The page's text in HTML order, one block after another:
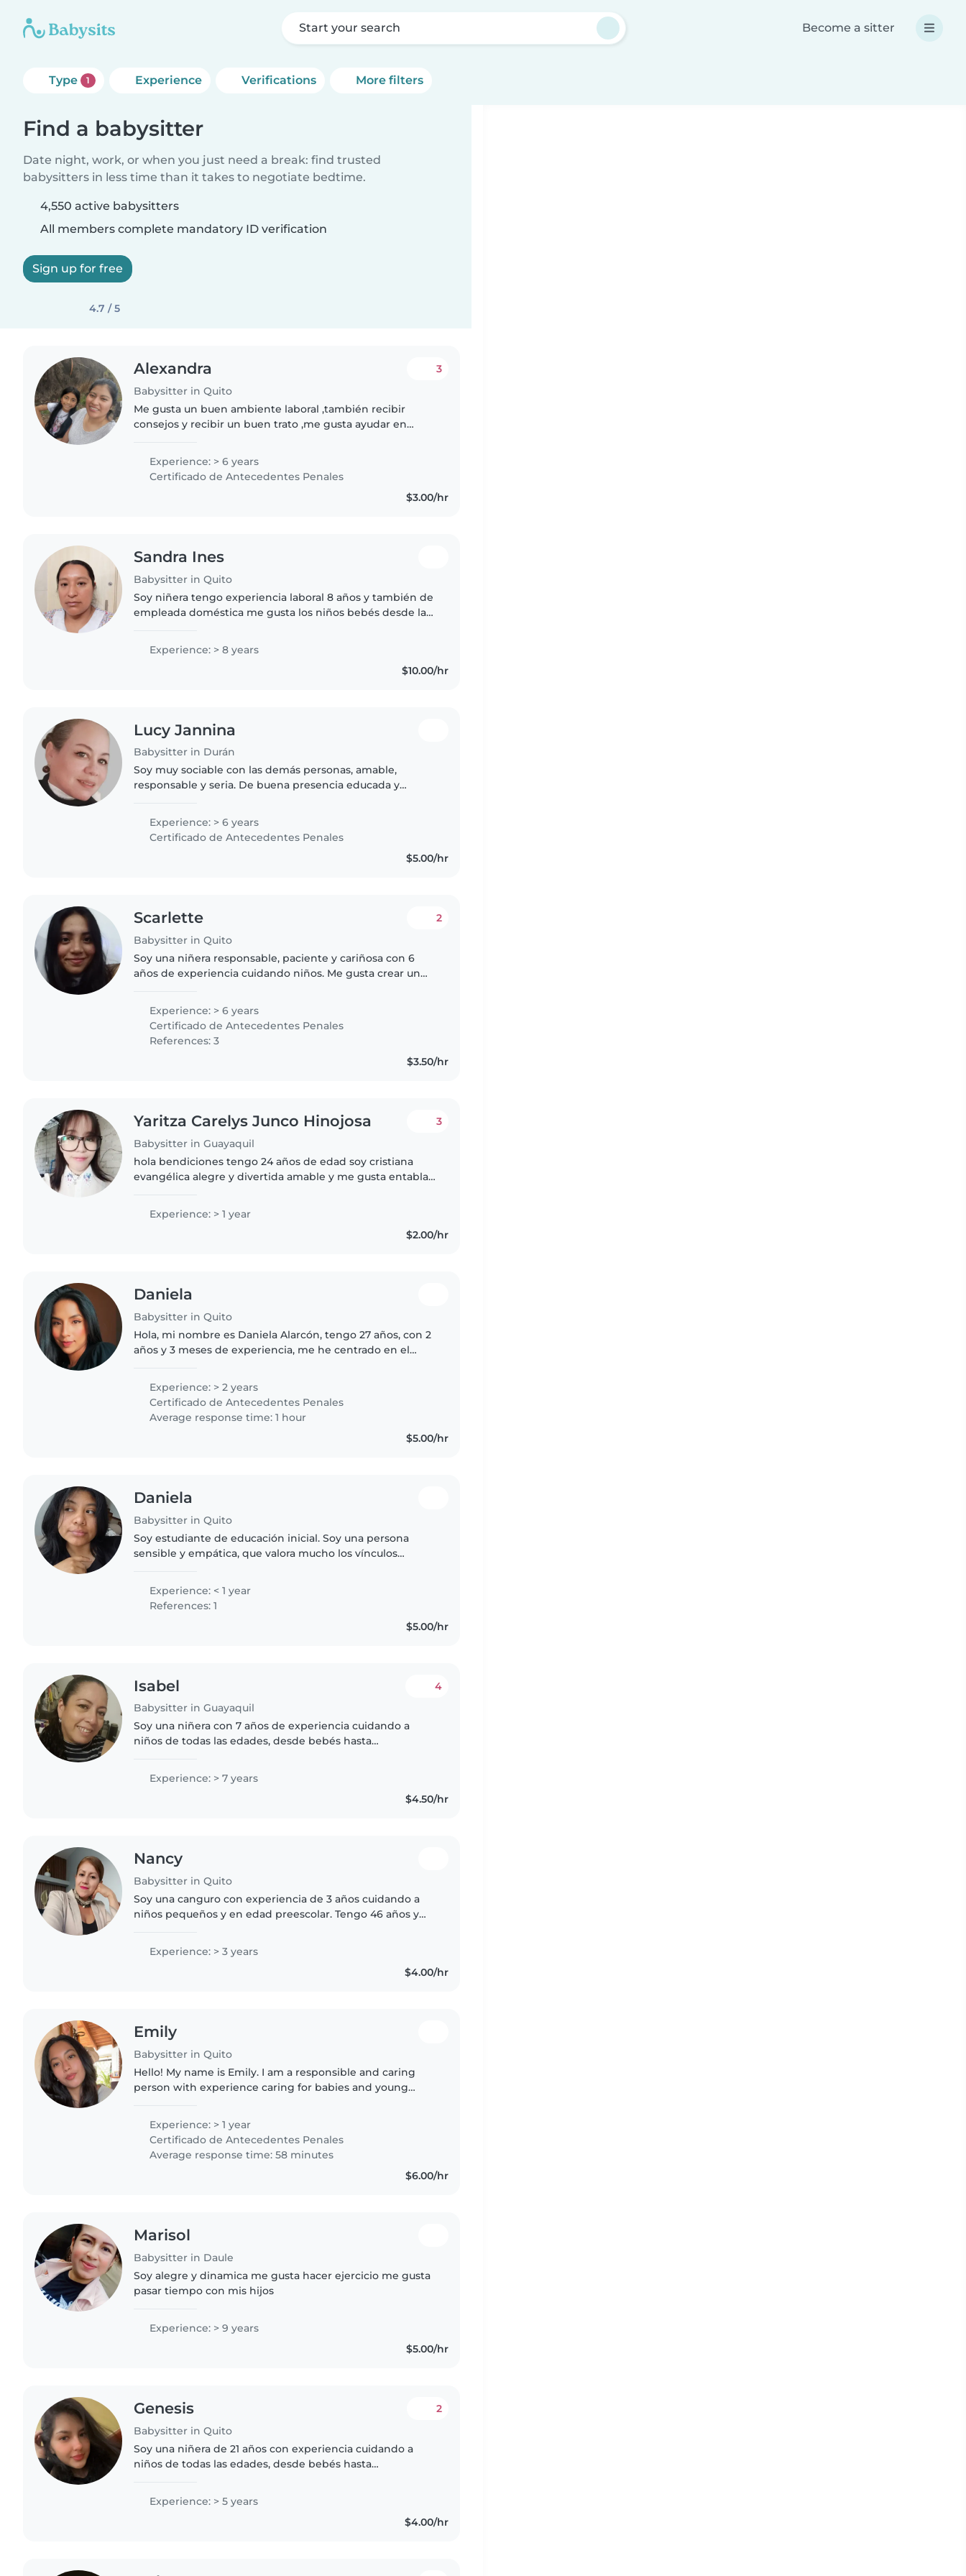
Start your search Become a sitter
Type 1 Experience Verifications More filters
Find a babysitter
Date night, work, or when you just need a break: find trusted
babysitters in less time than it takes to negotiate bedtime.
4,550 active babysitters
All members complete mandatory ID verification
Sign up for free
4.7 / 5
Alexandra
Babysitter in Quito
3
Me gusta un buen ambiente laboral ,también recibir
consejos y recibir un buen trato ,me gusta ayudar en
Experience: > 6 years
Certificado de Antecedentes Penales
$3.00/hr
Sandra Ines
Babysitter in Quito
Soy niñera tengo experiencia laboral 8 años y también de
empleada doméstica me gusta los niños bebés desde la
Experience: > 8 years
$10.00/hr
Lucy Jannina
Babysitter in Durán
Soy muy sociable con las demás personas, amable,
responsable y seria. De buena presencia educada y
enfoque de mi responsabilidad..
Experience: > 6 years
Certificado de Antecedentes Penales
$5.00/hr
Scarlette
Babysitter in Quito
2
Soy una niñera responsable, paciente y cariñosa con 6
años de experiencia cuidando niños. Me gusta crear un
tranquilos y bien..
Experience: > 6 years
Certificado de Antecedentes Penales
References: 3
$3.50/hr
Yaritza Carelys Junco Hinojosa
Babysitter in Guayaquil
3
hola bendiciones tengo 24 años de edad soy cristiana
evangélica alegre y divertida amable y me gusta entablar
son un planeta..
Experience: > 1 year
$2.00/hr
Daniela
Babysitter in Quito
Hola, mi nombre es Daniela Alarcón, tengo 27 años, con 2
años y 3 meses de experiencia, me he centrado en el
mayores, también realizó..
Experience: > 2 years
Certificado de Antecedentes Penales
Average response time: 1 hour
$5.00/hr
Daniela
Babysitter in Quito
Soy estudiante de educación inicial. Soy una persona
sensible y empática, que valora mucho los vínculos
Experience: < 1 year
References: 1
$5.00/hr
Isabel
Babysitter in Guayaquil
4
Soy una niñera con 7 años de experiencia cuidando a
niños de todas las edades, desde bebés hasta
paciente que disfruta mucho de..
Experience: > 7 years
$4.50/hr
Nancy
Babysitter in Quito
Soy una canguro con experiencia de 3 años cuidando a
niños pequeños y en edad preescolar. Tengo 46 años y
responsable, amigable..
Experience: > 3 years
$4.00/hr
Emily
Babysitter in Quito
Hello! My name is Emily. I am a responsible and caring
person with experience caring for babies and young
helped with daily..
Experience: > 1 year
Certificado de Antecedentes Penales
Average response time: 58 minutes
$6.00/hr
Marisol
Babysitter in Daule
Soy alegre y dinamica me gusta hacer ejercicio me gusta
pasar tiempo con mis hijos
Experience: > 9 years
$5.00/hr
Genesis
Babysitter in Quito
2
Soy una niñera de 21 años con experiencia cuidando a
niños de todas las edades, desde bebés hasta
Experience: > 5 years
$4.00/hr